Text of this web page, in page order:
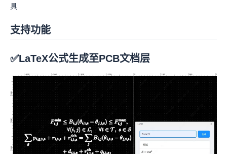
详情
历史版本
评论
具
支持功能
✅LaTeX公式生成至PCB文档层